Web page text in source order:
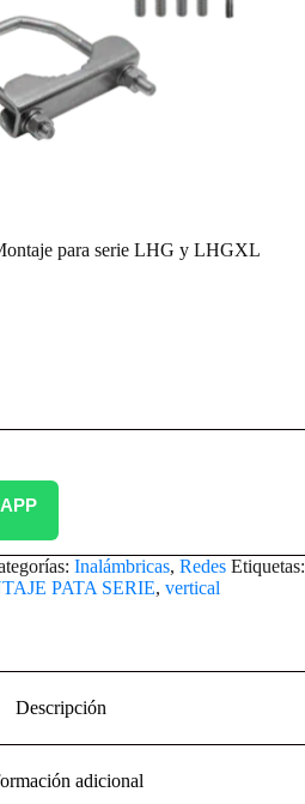
para serie LHG y LHGXL
Inalámbricas, Redes Etiquetas:
PATA SERIE, vertical
Descripción
adicional